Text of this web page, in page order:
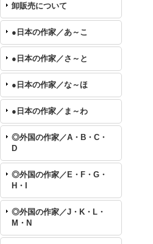
卸販売について
●日本の作家／あ～こ
●日本の作家／さ～と
●日本の作家／な～ほ
●日本の作家／ま～わ
◎外国の作家／A・B・C・
D
◎外国の作家／E・F・G・
H・I
◎外国の作家／J・K・L・
M・N